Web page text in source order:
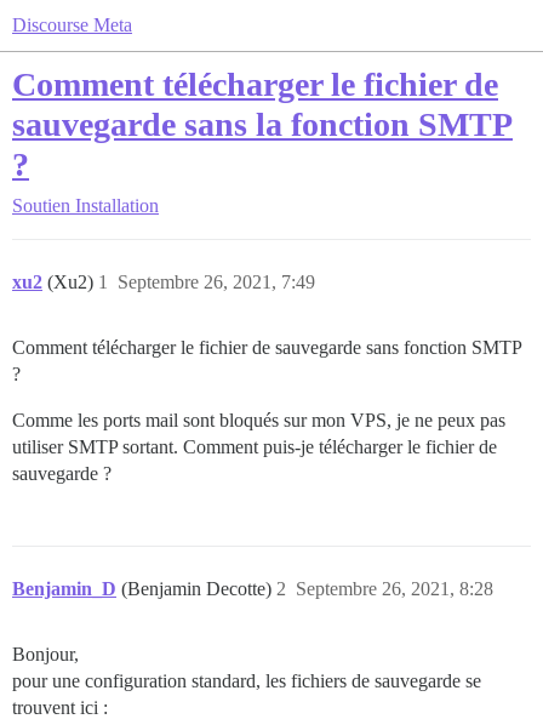
Discourse Meta
Comment télécharger le fichier de
sauvegarde sans la fonction SMTP
?
Soutien Installation
xu2 (Xu2) Septembre 26, 2021, 7:49
1
Comment télécharger le fichier de sauvegarde sans fonction SMTP
?
Comme les ports mail sont bloqués sur mon VPS, je ne peux pas
utiliser SMTP sortant. Comment puis-je télécharger le fichier de
sauvegarde ?
Benjamin_D (Benjamin Decotte) Septembre 26, 2021, 8:28
2
Bonjour,
pour une configuration standard, les fichiers de sauvegarde se
trouvent ici :